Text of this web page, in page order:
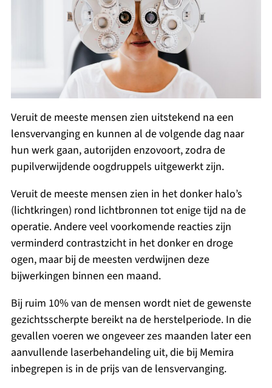
Veruit de meeste mensen zien uitstekend na een
lensvervanging en kunnen al de volgende dag naar
hun werk gaan, autorijden enzovoort, zodra de
pupilverwijdende oogdruppels uitgewerkt zijn.
Veruit de meeste mensen zien in het donker halo’s
(lichtkringen) rond lichtbronnen tot enige tijd na de
operatie. Andere veel voorkomende reacties zijn
verminderd contrastzicht in het donker en droge
ogen, maar bij de meesten verdwijnen deze
bijwerkingen binnen een maand.
Bij ruim 10% van de mensen wordt niet de gewenste
gezichtsscherpte bereikt na de herstelperiode. In die
gevallen voeren we ongeveer zes maanden later een
aanvullende laserbehandeling uit, die bij Memira
inbegrepen is in de prijs van de lensvervanging.